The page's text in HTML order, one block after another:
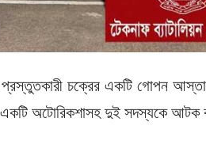
প্রস্তুতকারী চক্রের একটি গোপন
অটোরিকশাসহ দুই সদস্যকে আটক